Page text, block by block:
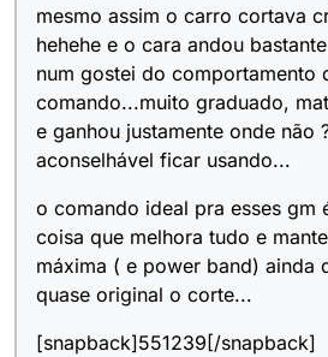
mesmo assim o carro cortava
hehehe e o cara andou
num gostei do comportamento
comando...muito graduado,
e ganhou justamente onde não
aconselhável ficar usando...
o comando ideal pra esses gm
coisa que melhora tudo e
máxima ( e power band) ainda
quase original o corte...
[snapback]551239[/snapback]